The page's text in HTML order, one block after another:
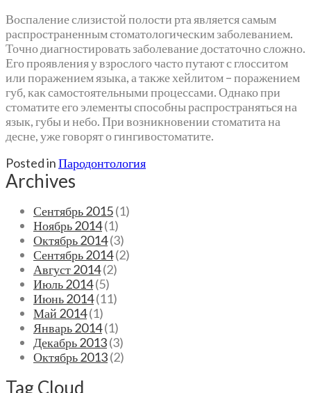
Воспаление слизистой полости рта является самым
распространенным стоматологическим заболеванием.
Точно диагностировать заболевание достаточно сложно.
Его проявления у взрослого часто путают с глосситом
или поражением языка, а также хейлитом – поражением
губ, как самостоятельными процессами. Однако при
стоматите его элементы способны распространяться на
язык, губы и небо. При возникновении стоматита на
десне, уже говорят о гингивостоматите.
Posted inПародонтология
Archives
Сентябрь 2015(1)
Ноябрь 2014(1)
Октябрь 2014(3)
Сентябрь 2014(2)
Август 2014(2)
Июль 2014(5)
Июнь 2014(11)
Май 2014(1)
Январь 2014(1)
Декабрь 2013(3)
Октябрь 2013(2)
Tag Cloud